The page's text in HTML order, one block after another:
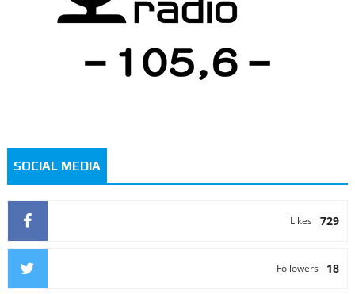
SOCIAL MEDIA
729
Likes
18
Followers